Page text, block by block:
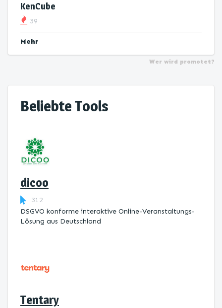
KenCube
39
Mehr
Wer wird promotet?
Beliebte Tools
dicoo
312
DSGVO konforme interaktive Online-Veranstaltungs-
Lösung aus Deutschland
Tentary